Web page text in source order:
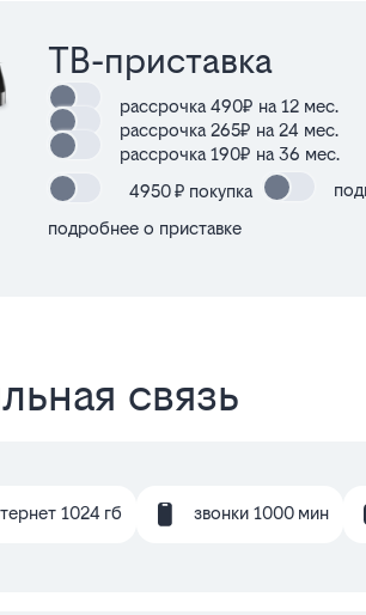
ТВ-приставка
рассрочка 490₽ на 12 мес.
рассрочка 265₽ на 24 мес.
рассрочка 190₽ на 36 мес.
4950₽ покупка
подробнее о приставке
связь
1024 гб звонки 1000 мин